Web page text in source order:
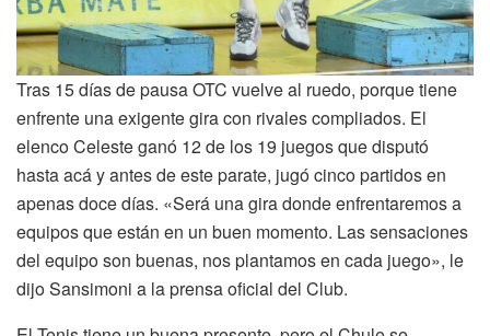
Tras 15 días de pausa OTC vuelve al ruedo, porque tiene
enfrente una exigente gira con rivales compliados. El
elenco Celeste ganó 12 de los 19 juegos que disputó
hasta acá y antes de este parate, jugó cinco partidos en
apenas doce días. «Será una gira donde enfrentaremos a
equipos que están en un buen momento. Las sensaciones
del equipo son buenas, nos plantamos en cada juego», le
dijo Sansimoni a la prensa oficial del Club.